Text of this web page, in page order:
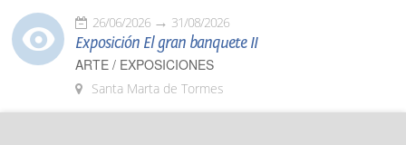
26/06/2026 31/08/2026
Exposición El gran banquete II
ARTE / EXPOSICIONES
Santa Marta de Tormes